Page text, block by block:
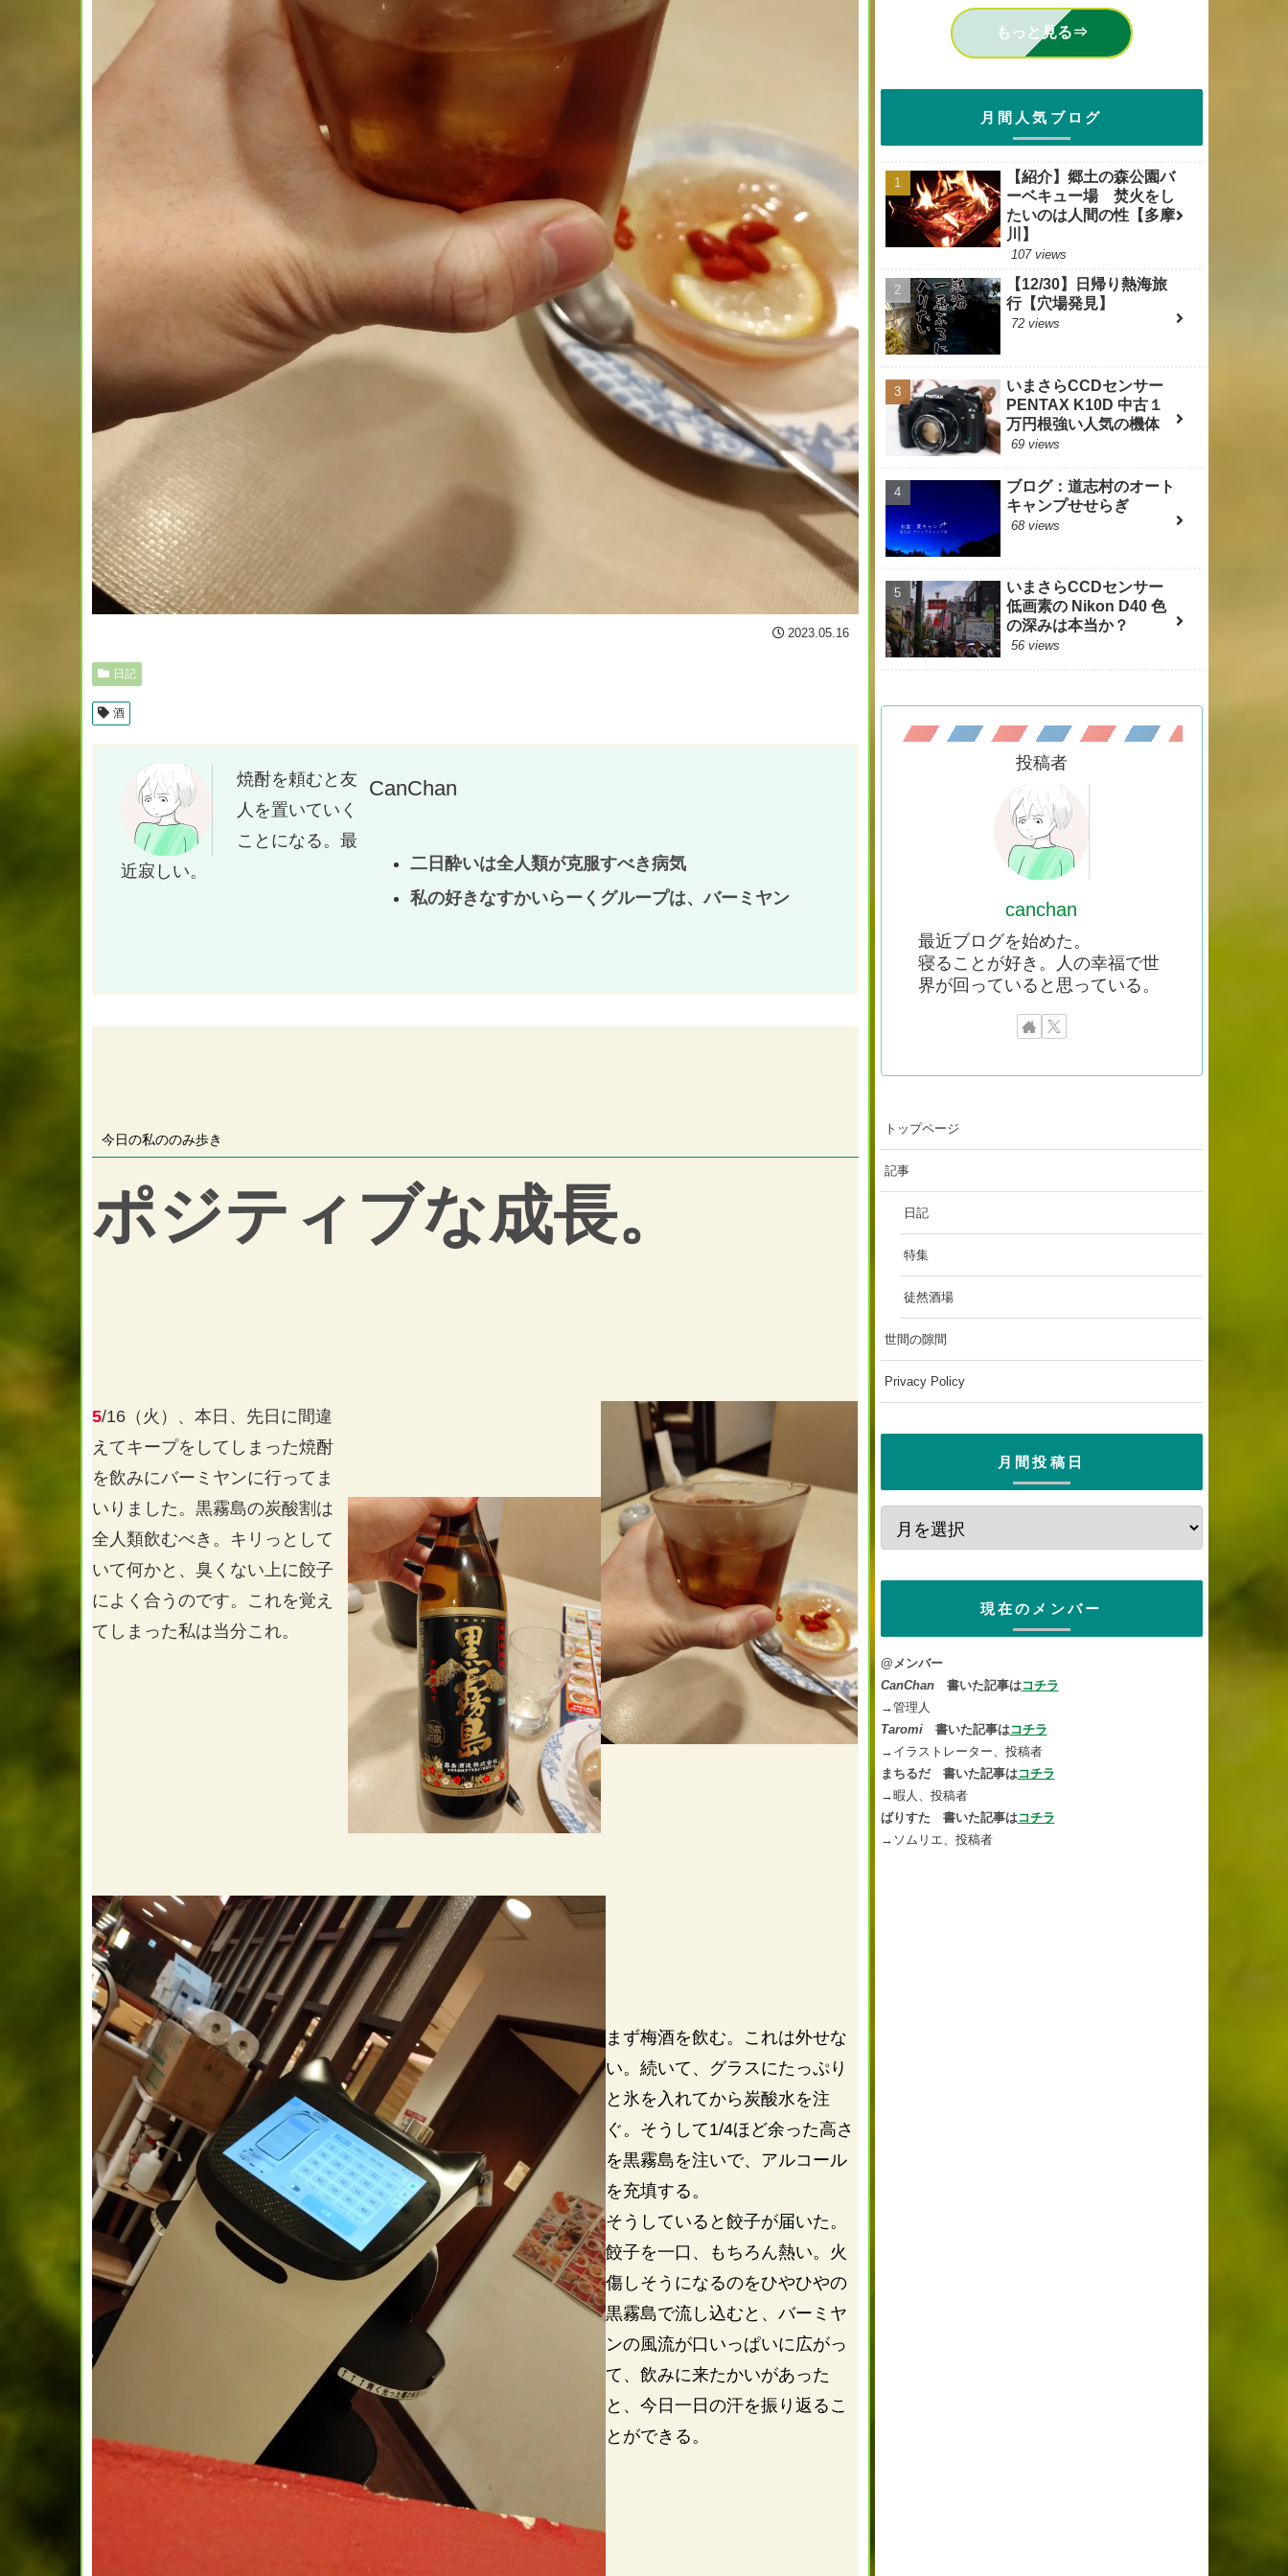
2023.05.16
日記
酒
焼酎を頼むと友
人を置いていく
ことになる。最
近寂しい。
CanChan
二日酔いは全人類が克服すべき病気
私の好きなすかいらーくグループは、バーミヤン
今日の私ののみ歩き
ポジティブな成長。
5/16（火）、本日、先日に間違
えてキープをしてしまった焼酎
を飲みにバーミヤンに行ってま
いりました。黒霧島の炭酸割は
全人類飲むべき。キリっとして
いて何かと、臭くない上に餃子
によく合うのです。これを覚え
てしまった私は当分これ。
まず梅酒を飲む。これは外せな
い。続いて、グラスにたっぷり
と氷を入れてから炭酸水を注
ぐ。そうして1/4ほど余った高さ
を黒霧島を注いで、アルコール
を充填する。
そうしていると餃子が届いた。
餃子を一口、もちろん熱い。火
傷しそうになるのをひやひやの
黒霧島で流し込むと、バーミヤ
ンの風流が口いっぱいに広がっ
て、飲みに来たかいがあった
と、今日一日の汗を振り返るこ
とができる。
もっと見る⇒
月間人気ブログ
【紹介】郷土の森公園バ
ーベキュー場 焚火をし
たいのは人間の性【多摩
川】
107 views
【12/30】日帰り熱海旅
行【穴場発見】
72 views
いまさらCCDセンサー
PENTAX K10D 中古１
万円根強い人気の機体
69 views
ブログ：道志村のオート
キャンプせせらぎ
68 views
いまさらCCDセンサー
低画素の Nikon D40 色
の深みは本当か？
56 views
投稿者
canchan
最近ブログを始めた。
寝ることが好き。人の幸福で世
界が回っていると思っている。
トップページ
記事
日記
特集
徒然酒場
世間の隙間
Privacy Policy
月間投稿日
現在のメンバー
@メンバー
CanChan 書いた記事はコチラ
→管理人
Taromi 書いた記事はコチラ
→イラストレーター、投稿者
まちるだ 書いた記事はコチラ
→暇人、投稿者
ばりすた 書いた記事はコチラ
→ソムリエ、投稿者